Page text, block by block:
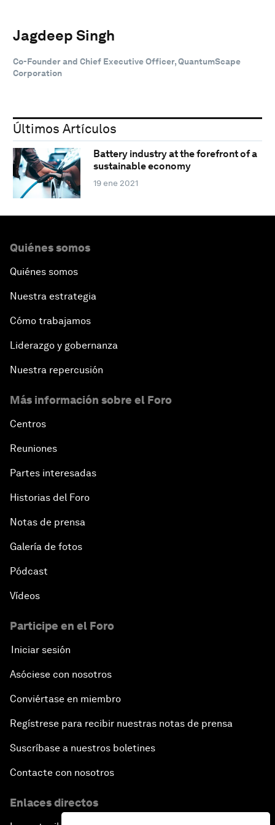
Jagdeep Singh
Co-Founder and Chief Executive Officer, QuantumScape
Corporation
Últimos Artículos
Battery industry at the forefront of a
sustainable economy
19 ene 2021
Quiénes somos
Quiénes somos
Nuestra estrategia
Cómo trabajamos
Liderazgo y gobernanza
Nuestra repercusión
Más información sobre el Foro
Centros
Reuniones
Partes interesadas
Historias del Foro
Notas de prensa
Galería de fotos
Pódcast
Vídeos
Participe en el Foro
Iniciar sesión
Asóciese con nosotros
Conviértase en miembro
Regístrese para recibir nuestras notas de prensa
Suscríbase a nuestros boletines
Contacte con nosotros
Enlaces directos